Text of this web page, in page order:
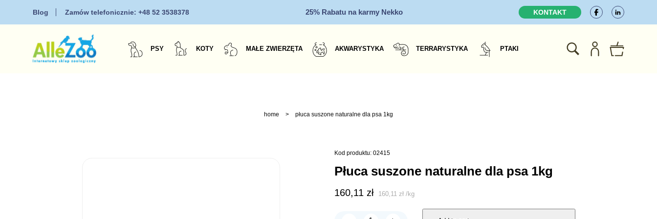
Blog Zamów telefonicznie:+48 52 3538378 25% Rabatu na karmy Nekko KONTAKT
PSY KOTY MAŁE ZWIERZĘTA AKWARYSTYKA TERRARYSTYKA PTAKI
home > płuca suszone naturalne dla psa 1kg
Kod produktu: 02415
płuca suszone naturalne dla psa 1kg
160,11 zł 160,11 zł /kg